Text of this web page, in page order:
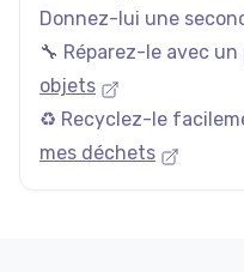
Donnez-lui une
🔧 Réparez-le avec un
objets
♻️ Recyclez-le
mes déchets